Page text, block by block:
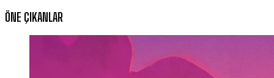
ÖNE ÇIKANLAR